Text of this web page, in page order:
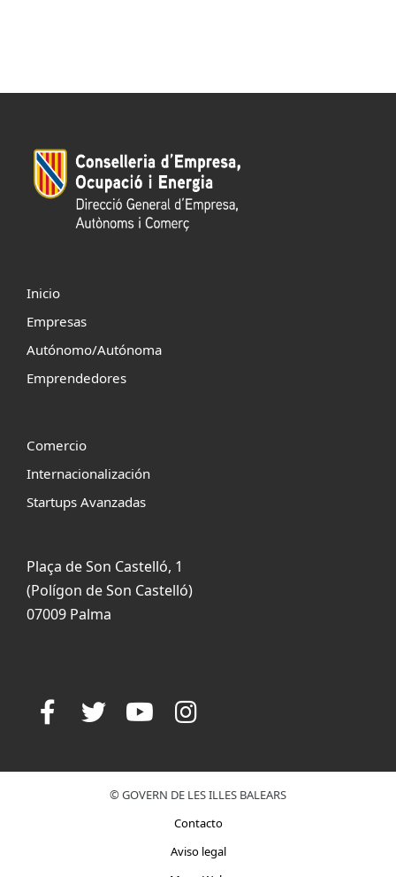
Inicio
Empresas
Autónomo/Autónoma
Emprendedores
Comercio
Internacionalización
Startups Avanzadas
Plaça de Son Castelló, 1
(Polígon de Son Castelló)
07009 Palma
© GOVERN DE LES ILLES BALEARS
Contacto
Aviso legal